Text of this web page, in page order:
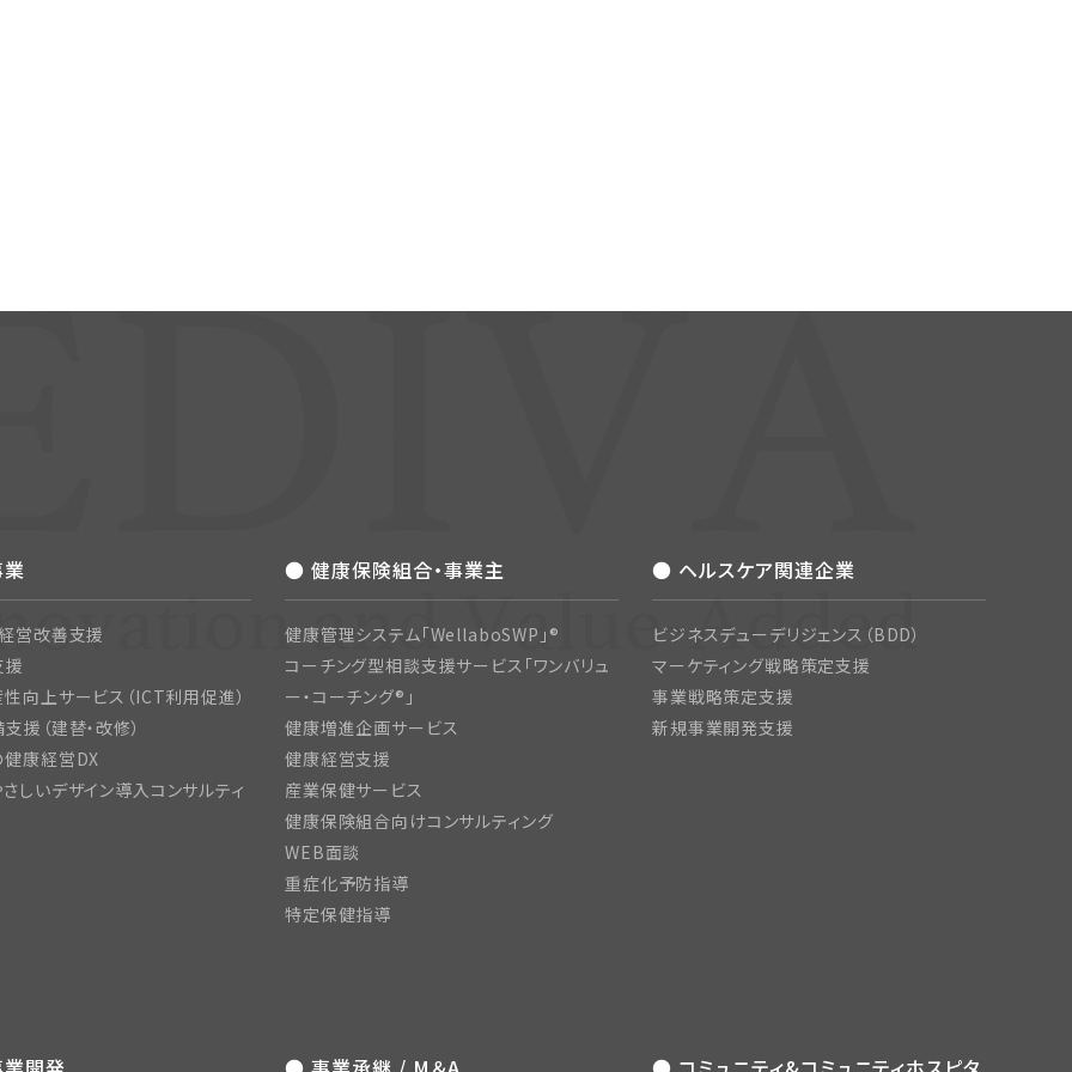
営改善支援
援
向上サービス（ICT利用促進）
援（建替・改修）
康経営DX
しいデザイン導入コンサルティ
● 健康保険組合・事業主
健康管理システム「WellaboSWP」®
コーチング型相談支援サービス「ワンバリュ
ー・コーチング®」
健康増進企画サービス
健康経営支援
産業保健サービス
健康保険組合向けコンサルティング
WEB面談
重症化予防指導
特定保健指導
● ヘルスケア関連企業
ビジネスデューデリジェンス（BDD）
マーケティング戦略策定支援
事業戦略策定支援
新規事業開発支援